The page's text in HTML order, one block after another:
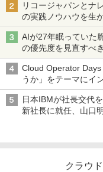
リコージャパンとナ
の実践ノウハウを生
AIが27年眠っていた
の優先度を見直すべ
Cloud Operator
うか」をテーマにイ
日本IBMが社長交代
新社長に就任、山口
クラウ